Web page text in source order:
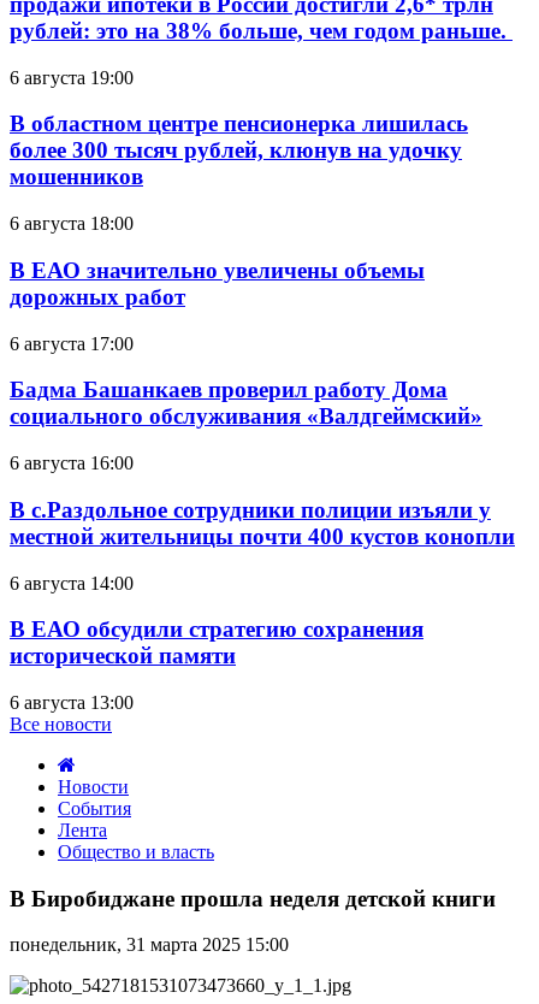
рублей: это на 38% больше, чем годом раньше.
6 августа 19:00
В областном центре пенсионерка лишилась
более 300 тысяч рублей, клюнув на удочку
мошенников
6 августа 18:00
В ЕАО значительно увеличены объемы
дорожных работ
6 августа 17:00
Бадма Башанкаев проверил работу Дома
социального обслуживания «Валдгеймский»
6 августа 16:00
В с.Раздольное сотрудники полиции изъяли у
местной жительницы почти 400 кустов конопли
6 августа 14:00
В ЕАО обсудили стратегию сохранения
исторической памяти
6 августа 13:00
Все новости
Новости
События
Лента
Общество и власть
Биробиджане
прошла
неделя
детской
книги
В Биробиджане прошла неделя детской книги
понедельник, 31 марта 2025 15:00